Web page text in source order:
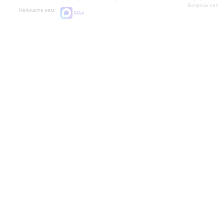
Напишите нам:
MAX
Вопросы